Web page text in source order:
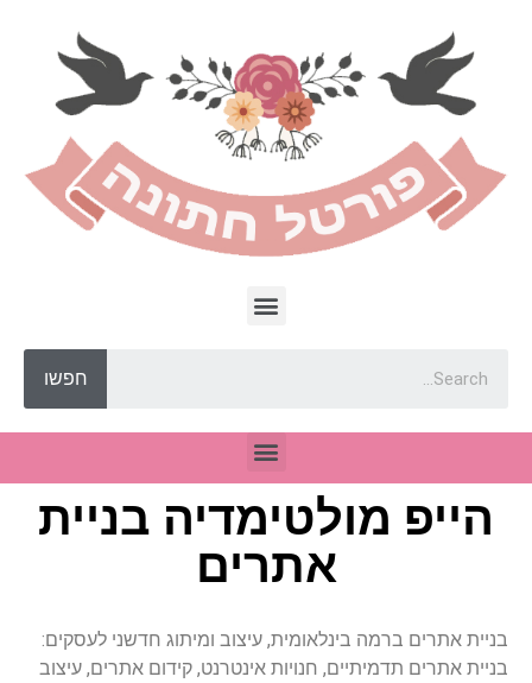
חפשו
הייפ מולטימדיה בניית
אתרים
בניית אתרים ברמה בינלאומית, עיצוב ומיתוג חדשני לעסקים:
בניית אתרים תדמיתיים, חנויות אינטרנט, קידום אתרים, עיצוב